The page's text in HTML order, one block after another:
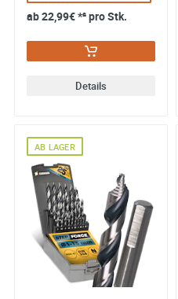
ab22,99€*² pro Stk.
Details
AB LAGER